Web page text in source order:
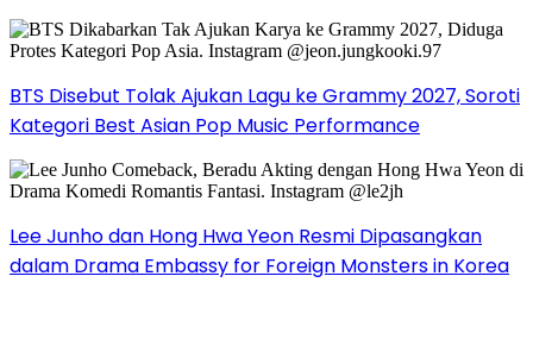
BTS Disebut Tolak Ajukan Lagu ke Grammy 2027, Soroti
Kategori Best Asian Pop Music Performance
Lee Junho dan Hong Hwa Yeon Resmi Dipasangkan
dalam Drama Embassy for Foreign Monsters in Korea